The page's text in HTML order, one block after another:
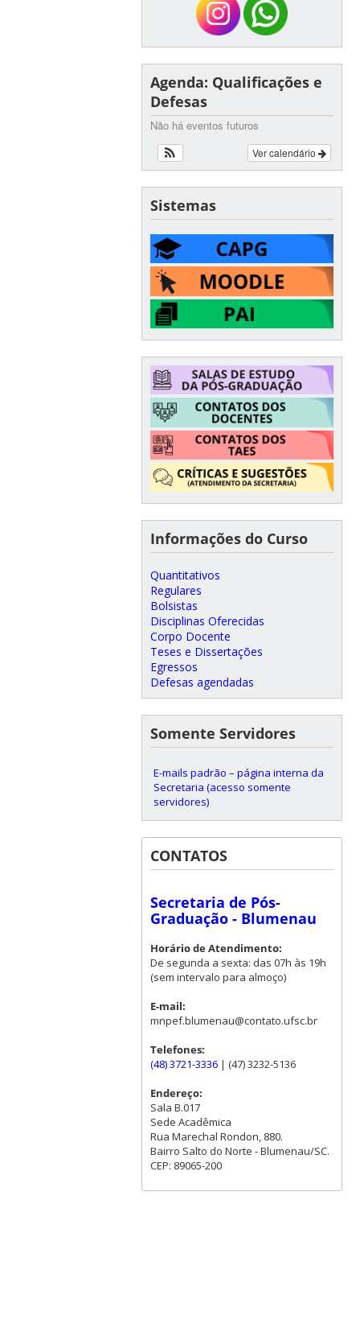
Agenda: Qualificações e
Defesas
Não há eventos futuros
Ver calendário
Sistemas
Informações do Curso
Quantitativos
Regulares
Bolsistas
Disciplinas Oferecidas
Corpo Docente
Teses e Dissertações
Egressos
Defesas agendadas
Somente Servidores
E-mails padrão – página interna da
Secretaria (acesso somente
servidores)
CONTATOS
Secretaria de Pós-
Graduação - Blumenau
Horário de Atendimento:
De segunda a sexta: das 07h às 19h
(sem intervalo para almoço)
E-mail:
mnpef.blumenau@contato.ufsc.br
Telefones:
(48) 3721-3336| (47) 3232-5136
Endereço:
Sala B.017
Sede Acadêmica
Rua Marechal Rondon, 880.
Bairro Salto do Norte - Blumenau/SC.
CEP: 89065-200